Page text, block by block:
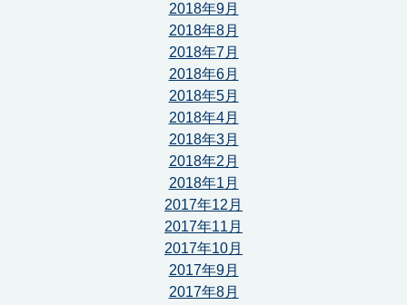
2018年9月
2018年8月
2018年7月
2018年6月
2018年5月
2018年4月
2018年3月
2018年2月
2018年1月
2017年12月
2017年11月
2017年10月
2017年9月
2017年8月